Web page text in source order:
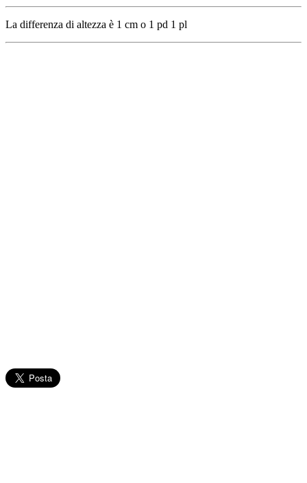
La differenza di altezza è 1 cm o 1 pd 1 pl